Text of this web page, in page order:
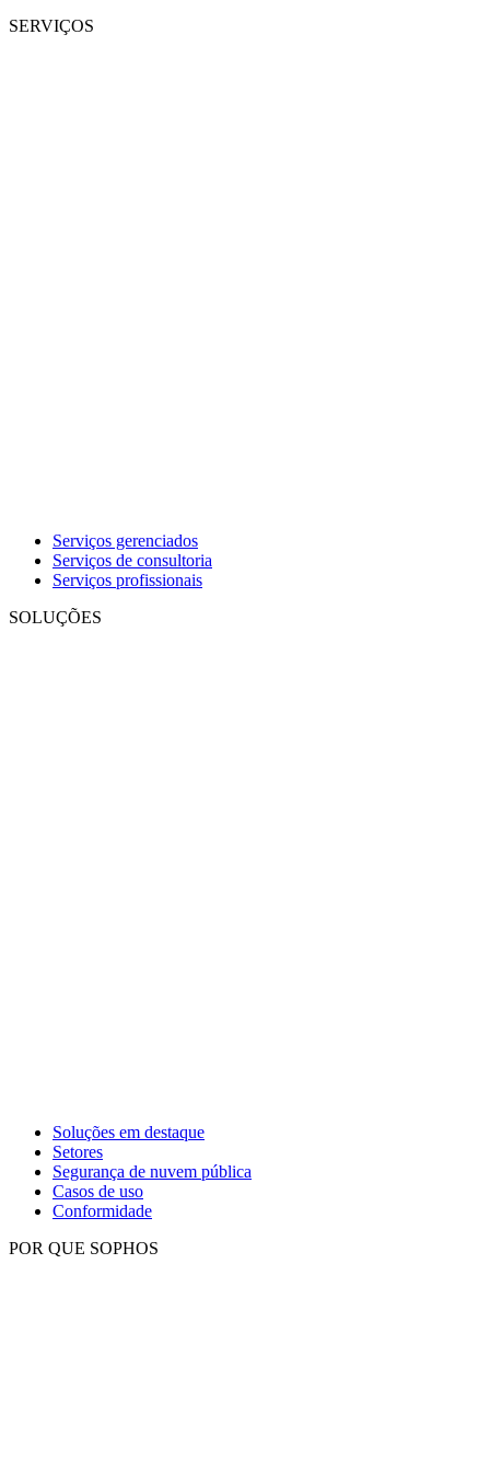
SERVIÇOS
Serviços gerenciados
Serviços de consultoria
Serviços profissionais
SOLUÇÕES
Soluções em destaque
Setores
Segurança de nuvem pública
Casos de uso
Conformidade
POR QUE SOPHOS